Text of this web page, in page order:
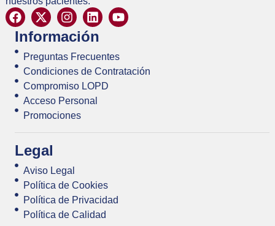
Información
Preguntas Frecuentes
Condiciones de Contratación
Compromiso LOPD
Acceso Personal
Promociones
Legal
Aviso Legal
Política de Cookies
Política de Privacidad
Política de Calidad